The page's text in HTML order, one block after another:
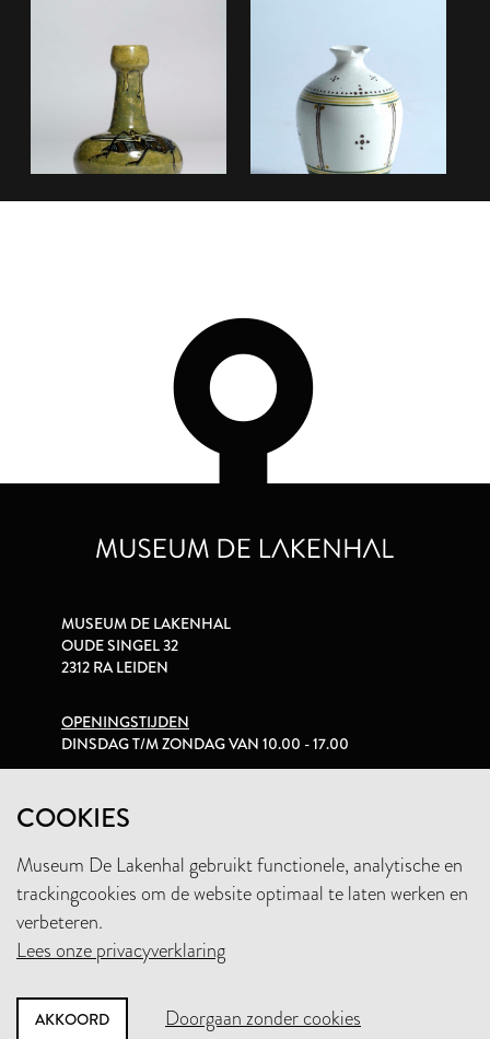
COOKIES
Museum De Lakenhal gebruikt functionele, analytische en
trackingcookies om de website optimaal te laten werken en
verbeteren.
Lees onze privacyverklaring
AKKOORD Doorgaan zonder cookies
MUSEUM DE LAKENHAL
OUDE SINGEL 32
2312 RA LEIDEN
OPENINGSTIJDEN
DINSDAG T/M ZONDAG VAN 10.00 - 17.00
+31 (0)71 5165360
INFO@LAKENHAL.NL
STEUN HET MUSEUM